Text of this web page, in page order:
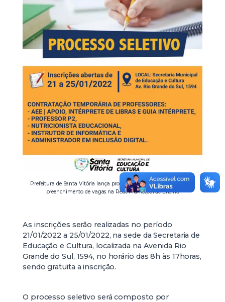
Prefeitura de Santa Vitória lança processo seletivo simplificado para
preenchimento de vagas na Rede Municipal de Ensino
As inscrições serão realizadas no período
21/01/2022 a 25/01/2022, na sede da Secretaria de
Educação e Cultura, localizada na Avenida Rio
Grande do Sul, 1594, no horário das 8h às 17horas,
sendo gratuita a inscrição.
O processo seletivo será composto por